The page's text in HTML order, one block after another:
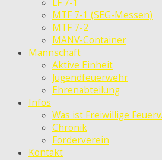
LF 7-1
MTF 7-1 (SEG-Messen)
MTF 7-2
MANV-Container
Mannschaft
Aktive Einheit
Jugendfeuerwehr
Ehrenabteilung
Infos
Was ist Freiwillige
Chronik
Förderverein
Kontakt